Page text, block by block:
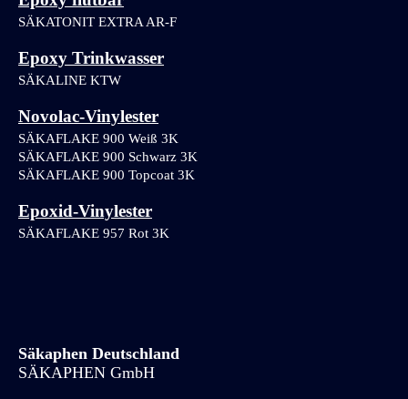
SÄKATONIT EXTRA AR-F
Epoxy Trinkwasser
SÄKALINE KTW
Novolac-Vinylester
SÄKAFLAKE 900 Weiß 3K
SÄKAFLAKE 900 Schwarz 3K
SÄKAFLAKE 900 Topcoat 3K
Epoxid-Vinylester
SÄKAFLAKE 957 Rot 3K
Säkaphen Deutschland
SÄKAPHEN GmbH